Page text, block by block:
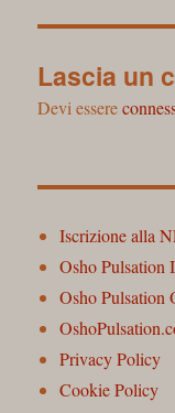
Lascia un
Devi essere
Iscrizione alla
Osho Pulsation
Osho Pulsation
Privacy Policy
Cookie Policy